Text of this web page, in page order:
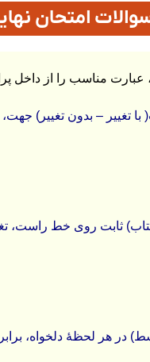
امتحان نهایی فیزیک ۳ رشته
– بدون تغییر) جهت،
ثابت روی خط راست،
هر لحظۀ دلخواه،